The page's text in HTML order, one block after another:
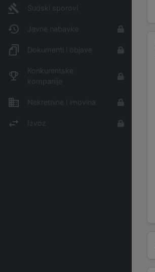
Sudski sporovi
Javne nabavke
Dokumenti i objave
Konkurentske
kompanije
Nekretnine i imovina
Izvoz